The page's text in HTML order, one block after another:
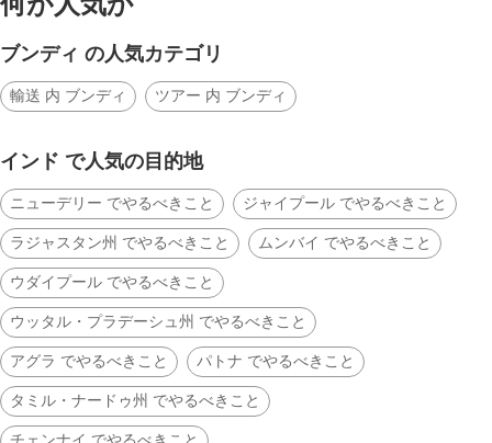
ブンディ の人気カテゴリ
輸送 内 ブンディ ツアー 内 ブンディ
インド で人気の目的地
ニューデリー でやるべきこと
ジャイプール でやるべきこと
ラジャスタン州 でやるべきこと
ムンバイ でやるべきこと
ウダイプール でやるべきこと
ウッタル・プラデーシュ州 でやるべきこと
アグラ でやるべきこと
パトナ でやるべきこと
タミル・ナードゥ州 でやるべきこと